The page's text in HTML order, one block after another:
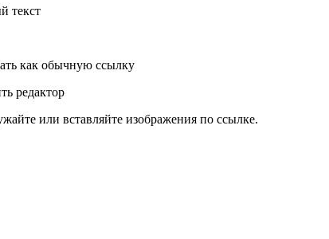
текст
как обычную ссылку
редактор
или вставляйте изображения по ссылке.